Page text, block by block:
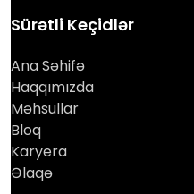
Sürətli Keçidlər
Ana Səhifə
Haqqımızda
Məhsullar
Bloq
Karyera
Əlaqə